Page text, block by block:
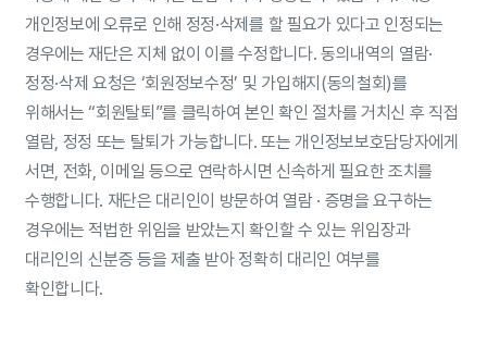
개인정보에 오류로 인해 정정·삭제를 할 필요가 있다고 인정되는
경우에는 재단은 지체 없이 이를 수정합니다. 동의내역의 열람·
정정·삭제 요청은 ‘회원정보수정’ 및 가입해지(동의철회)를
위해서는 “회원탈퇴”를 클릭하여 본인 확인 절차를 거치신 후 직접
열람, 정정 또는 탈퇴가 가능합니다. 또는 개인정보보호담당자에게
서면, 전화, 이메일 등으로 연락하시면 신속하게 필요한 조치를
수행합니다. 재단은 대리인이 방문하여 열람 · 증명을 요구하는
경우에는 적법한 위임을 받았는지 확인할 수 있는 위임장과
대리인의 신분증 등을 제출 받아 정확히 대리인 여부를
확인합니다.